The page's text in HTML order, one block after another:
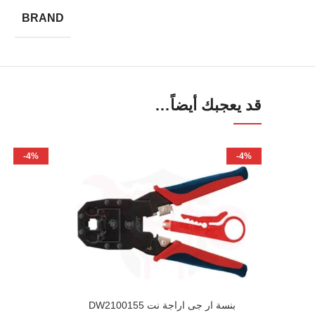
BRAND
قد يعجبك أيضاً…
-4%
إضافة إلى السلة
بنسة ار جى اراجة نت DW2100155
-4%